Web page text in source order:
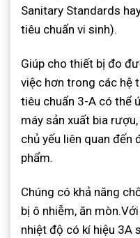
Sanitary Standards
tiêu chuẩn vi sinh).
Giúp cho thiết bị đo
việc hơn trong các hệ
tiêu chuẩn 3-A có thể
máy sản xuất bia
chủ yếu liên quan đến
phẩm.
Chúng có khả năng
bị ô nhiễm, ăn
nhiệt độ có kí hiệu 3A